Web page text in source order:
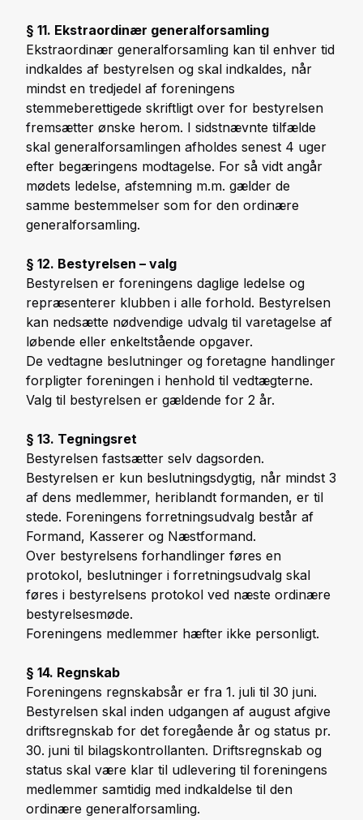
§ 11. Ekstraordinær generalforsamling
Ekstraordinær generalforsamling kan til enhver tid
indkaldes af bestyrelsen og skal indkaldes, når
mindst en tredjedel af foreningens
stemmeberettigede skriftligt over for bestyrelsen
fremsætter ønske herom. I sidstnævnte tilfælde
skal generalforsamlingen afholdes senest 4 uger
efter begæringens modtagelse. For så vidt angår
mødets ledelse, afstemning m.m. gælder de
samme bestemmelser som for den ordinære
generalforsamling.
§ 12. Bestyrelsen – valg
Bestyrelsen er foreningens daglige ledelse og
repræsenterer klubben i alle forhold. Bestyrelsen
kan nedsætte nødvendige udvalg til varetagelse af
løbende eller enkeltstående opgaver.
De vedtagne beslutninger og foretagne handlinger
forpligter foreningen i henhold til vedtægterne.
Valg til bestyrelsen er gældende for 2 år.
§ 13. Tegningsret
Bestyrelsen fastsætter selv dagsorden.
Bestyrelsen er kun beslutningsdygtig, når mindst 3
af dens medlemmer, heriblandt formanden, er til
stede. Foreningens forretningsudvalg består af
Formand, Kasserer og Næstformand.
Over bestyrelsens forhandlinger føres en
protokol, beslutninger i forretningsudvalg skal
føres i bestyrelsens protokol ved næste ordinære
bestyrelsesmøde.
Foreningens medlemmer hæfter ikke personligt.
§ 14. Regnskab
Foreningens regnskabsår er fra 1. juli til 30 juni.
Bestyrelsen skal inden udgangen af august afgive
driftsregnskab for det foregående år og status pr.
30. juni til bilagskontrollanten. Driftsregnskab og
status skal være klar til udlevering til foreningens
medlemmer samtidig med indkaldelse til den
ordinære generalforsamling.